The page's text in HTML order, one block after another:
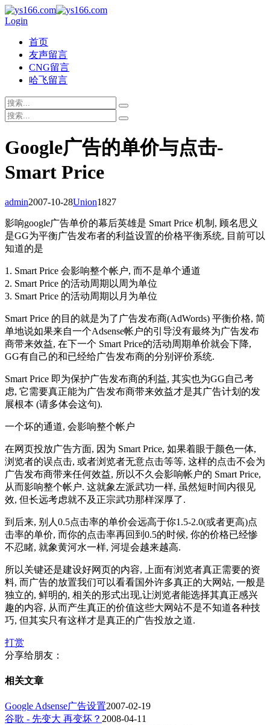
Login
首页
友声留言
CNG留言
哈飞留言
Google广告的单价与点击-
Smart Price
admin2007-10-28Union1827
影响google广告单价的幕后英雄是 Smart Price 机制, 顾名思义
是GG为平衡广告发布者的利益设置的价格平衡系统, 目前可以
知道的是
1. Smart Price 会影响整个帐户, 而不是单个通道
2. Smart Price 的活动周期以周为单位
3. Smart Price 的活动周期以月为单位
Smart Price 的目的就是为了广告发布商(AdWords) 平衡价格, 简
单地说如果来自一个Adsense帐户的引导没有最终为广告发布
商带来效益, 在下一个 Smart Price的活动周期单价就会下降,
GG有自己的和已经给广告发布商的分别评价系统.
Smart Price 即为保护广告发布商的利益, 其实也为GG自己考
虑, 它需要真正能为广告发布商带来效益才是其广告计划的发
展根本 (请多体会这句).
一个坏的通道, 会影响整个帐户
在网页投放广告方面, 因为 Smart Price, 如果着眼于颜色一体,
浏览者的误点击, 或者浏览者无意点击等等, 这样的点击不会为
广告发布商带来任何效益, 所以不久会影响帐户的 Smart Price,
从而影响整个帐户. 这就象左派武功一样, 虽然短时间内很见
效, 但长远考虑就不及正宗武功那样深厚了.
到后来, 别人0.5点击率的单价会远高于你1.5-2.0(或者更高)点
击率的单价, 而你的点击率再回到0.5的时候, 你的价格已经惨
不忍睹, 就象黄河水一样, 河堤会越来越高.
所以关键还是建设好网页的内容, 上面有浏览者真正需要的资
料, 而广告的放置我们可以看看国外许多真正的大网站, 一般是
独立的, 鲜明的, 相关的形式出现,让浏览者能选择其真正感兴
趣的内容, 从而产生真正的价值这些大网站不是不知道各种技
巧, 但其实只有这样才是真正的广告投放之道.
打赏
分享给朋友：
相关文章
Google Adsense广告设置2007-02-19
谷歌 - 先变大 再变坏？ 2008-04-11